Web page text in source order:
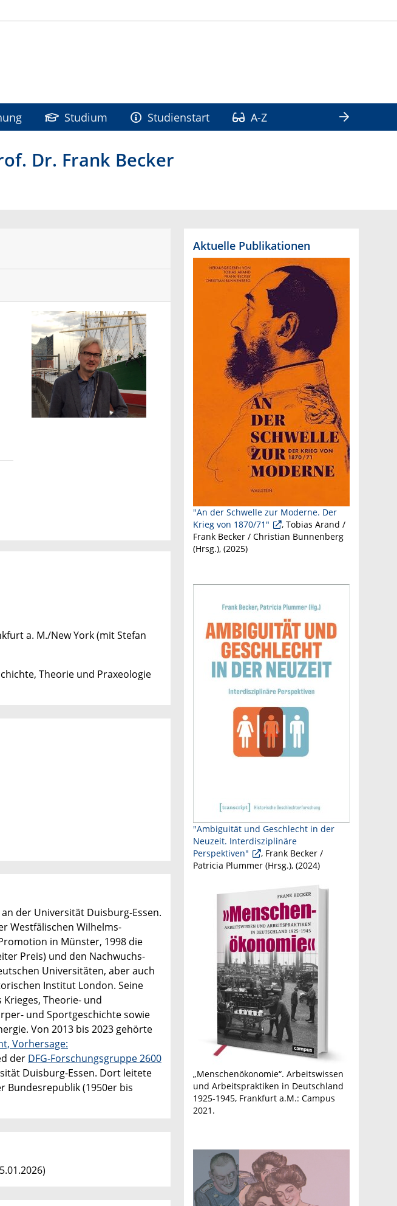
Studium Studienstart
A-Z
Dr. Frank Becker
a. M./New York (mit Stefan
Theorie und Praxeologie
der Universität Duisburg-Essen.
Westfälischen Wilhelms-
in Münster, 1998 die
Preis) und den Nachwuchs-
Universitäten, aber auch
Institut London. Seine
Theorie- und
und Sportgeschichte sowie
Von 2013 bis 2023 gehörte
Vorhersage:
der DFG-Forschungsgruppe 2600
Duisburg-Essen. Dort leitete
Bundesrepublik (1950er bis
Aktuelle Publikationen
"An der Schwelle zur Moderne. Der
Krieg von 1870/71"
, Tobias Arand /
Frank Becker / Christian Bunnenberg
(Hrsg.), (2025)
"Ambiguität und Geschlecht in der
Neuzeit. Interdisziplinäre
Perspektiven"
, Frank Becker /
Patricia Plummer (Hrsg.), (2024)
„Menschenökonomie“. Arbeitswissen
und Arbeitspraktiken in Deutschland
1925-1945, Frankfurt a.M.: Campus
2021.